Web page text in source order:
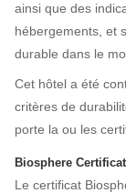
ainsi que des
hébergements, et
durable dans le
Cet hôtel a été
critères de
porte la ou les
Biosphere
Le certificat